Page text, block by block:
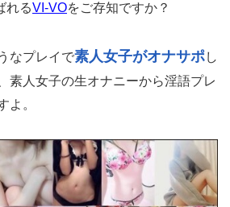
れるVI-VOをご存知ですか？
なプレイで素人女子がオナサポし
素人女子の生オナニーから淫語プレ
よ。